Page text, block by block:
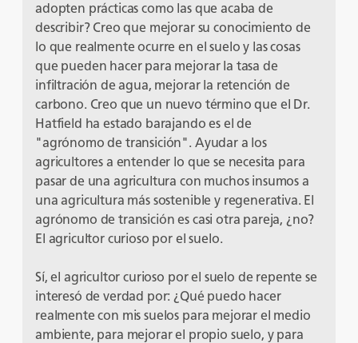
adopten prácticas como las que acaba de
describir? Creo que mejorar su conocimiento de
lo que realmente ocurre en el suelo y las cosas
que pueden hacer para mejorar la tasa de
infiltración de agua, mejorar la retención de
carbono. Creo que un nuevo término que el Dr.
Hatfield ha estado barajando es el de
"agrónomo de transición". Ayudar a los
agricultores a entender lo que se necesita para
pasar de una agricultura con muchos insumos a
una agricultura más sostenible y regenerativa. El
agrónomo de transición es casi otra pareja, ¿no?
El agricultor curioso por el suelo.
Sí, el agricultor curioso por el suelo de repente se
interesó de verdad por: ¿Qué puedo hacer
realmente con mis suelos para mejorar el medio
ambiente, para mejorar el propio suelo, y para